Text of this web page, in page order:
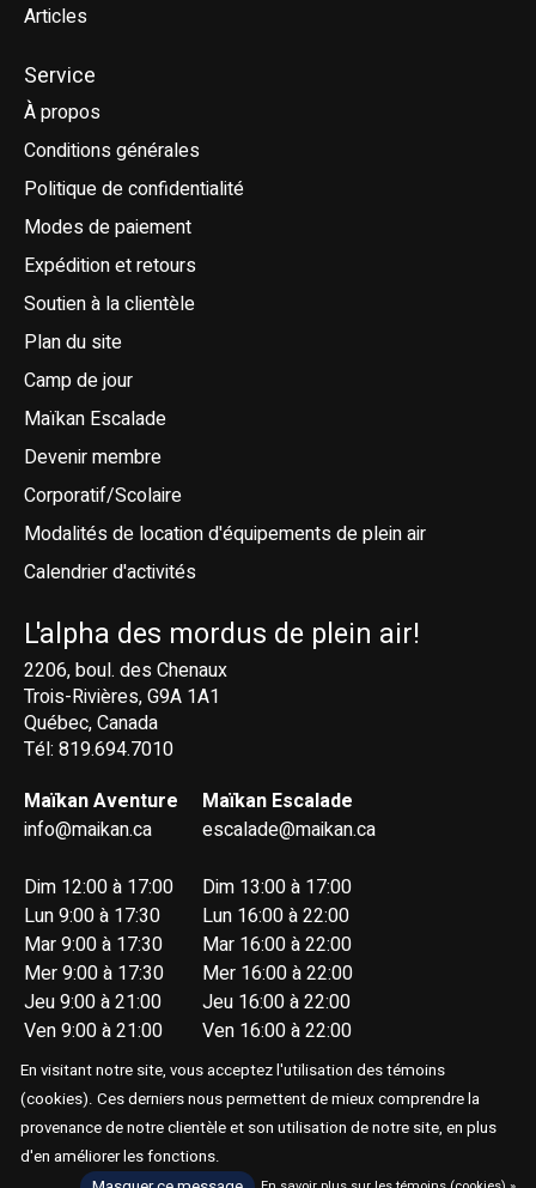
Articles
Service
À propos
Conditions générales
Politique de confidentialité
Modes de paiement
Expédition et retours
Soutien à la clientèle
Plan du site
Camp de jour
Maïkan Escalade
Devenir membre
Corporatif/Scolaire
Modalités de location d'équipements de plein air
Calendrier d'activités
L'alpha des mordus de plein air!
2206, boul. des Chenaux
Trois-Rivières, G9A 1A1
Québec, Canada
Tél: 819.694.7010
Maïkan Aventure
info@maikan.ca
Dim 12:00 à 17:00
Lun 9:00 à 17:30
Mar 9:00 à 17:30
Mer 9:00 à 17:30
Jeu 9:00 à 21:00
Ven 9:00 à 21:00
Sam 9:00 à 17:00
Maïkan Escalade
escalade@maikan.ca
Dim 13:00 à 17:00
Lun 16:00 à 22:00
Mar 16:00 à 22:00
Mer 16:00 à 22:00
Jeu 16:00 à 22:00
Ven 16:00 à 22:00
Sam 13:00 à 17:00
En visitant notre site, vous acceptez l'utilisation des témoins
(cookies). Ces derniers nous permettent de mieux comprendre la
provenance de notre clientèle et son utilisation de notre site, en plus
d'en améliorer les fonctions.